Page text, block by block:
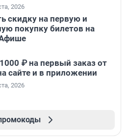
2026
скидку на первую и
покупку билетов на
₽ на первый заказ от
сайте и в приложении
2026